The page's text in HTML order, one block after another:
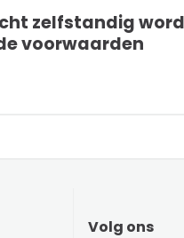
zelfstandig
voorwaarden
Volg ons